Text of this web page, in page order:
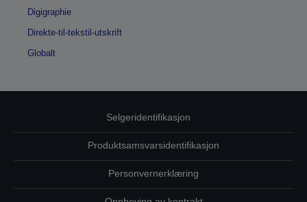
Digigraphie
Direkte-til-tekstil-utskrift
Globalt
Selgeridentifikasjon
Produktsamsvarsidentifikasjon
Personvernerklæring